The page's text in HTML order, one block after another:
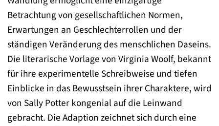
Betrachtung von gesellschaftlichen Normen,
Erwartungen an Geschlechterrollen und der
ständigen Veränderung des menschlichen Daseins.
Die literarische Vorlage von Virginia Woolf, bekannt
für ihre experimentelle Schreibweise und tiefen
Einblicke in das Bewusstsein ihrer Charaktere, wird
von Sally Potter kongenial auf die Leinwand
gebracht. Die Adaption zeichnet sich durch eine